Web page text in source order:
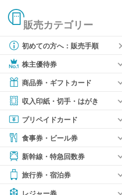
販売カテゴリー
初めての方へ：販売手順
株主優待券
商品券・ギフトカード
収入印紙・切手・はがき
プリペイドカード
食事券・ビール券
新幹線・特急回数券
旅行券・宿泊券